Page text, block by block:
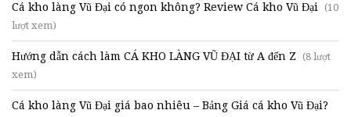
Cá kho làng Vũ Đại có ngon không? Review Cá kho Vũ Đại (10
lượt xem)
Hướng dẫn cách làm CÁ KHO LÀNG VŨ ĐẠI từ A đến Z (8 lượt
xem)
Cá kho làng Vũ Đại giá bao nhiêu – Bảng Giá cá kho Vũ Đại?